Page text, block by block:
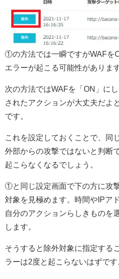
①の方法では一瞬ですがWAFを
エラーが起こる可能性があります
次の方法ではWAFを「ON」に
されたアクションが大丈夫だよ
です。
これを設定しておくことで、同
外部からの攻撃ではないと判断
起こらなくなるでしょう。
①と同じ設定画面で下の方に攻
対象を見極めます。時間やIPア
自分のアクションらしきものを
します。
そうすると除外対象に指定する
ラーは2度と起こらないはずです